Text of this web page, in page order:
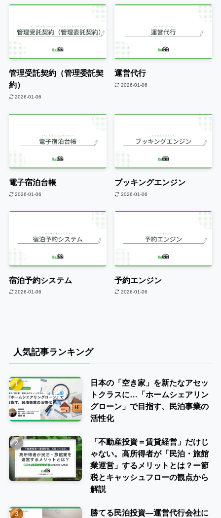
管理受託契約（管理委託契
約）
2026-01-06
運営代行
2026-01-06
電子宿泊台帳
2026-01-06
ブッキングエンジン
2026-01-06
宿泊予約システム
2026-01-06
予約エンジン
2026-01-06
人気記事ランキング
日本の「空き家」を新たなアセッ
トクラスに…「ホームシェアリン
グローン」で目指す、民泊事業の
活性化
「不動産投資＝賃貸経営」だけじ
ゃない。高所得者が「民泊・旅館
業運営」するメリットとは？ー節
税とキャッシュフローの観点から
解説
勝てる民泊投資―運営代行会社に